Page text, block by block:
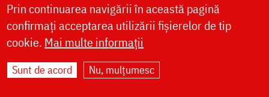
LIVE
Site dezvoltat deDOXOLOGIA MEDIA
Prin continuarea navigării în această pagină
confirmați acceptarea utilizării fișierelor de tip
cookie. Mai multe informații
Sunt de acord Nu, mulțumesc